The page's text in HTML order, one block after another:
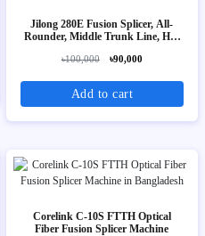
Jilong 280E Fusion Splicer, All-
Rounder, Middle Trunk Line, Hot
৳100,000 ৳90,000
Add to cart
Corelink C-10S FTTH Optical
Fiber Fusion Splicer Machine